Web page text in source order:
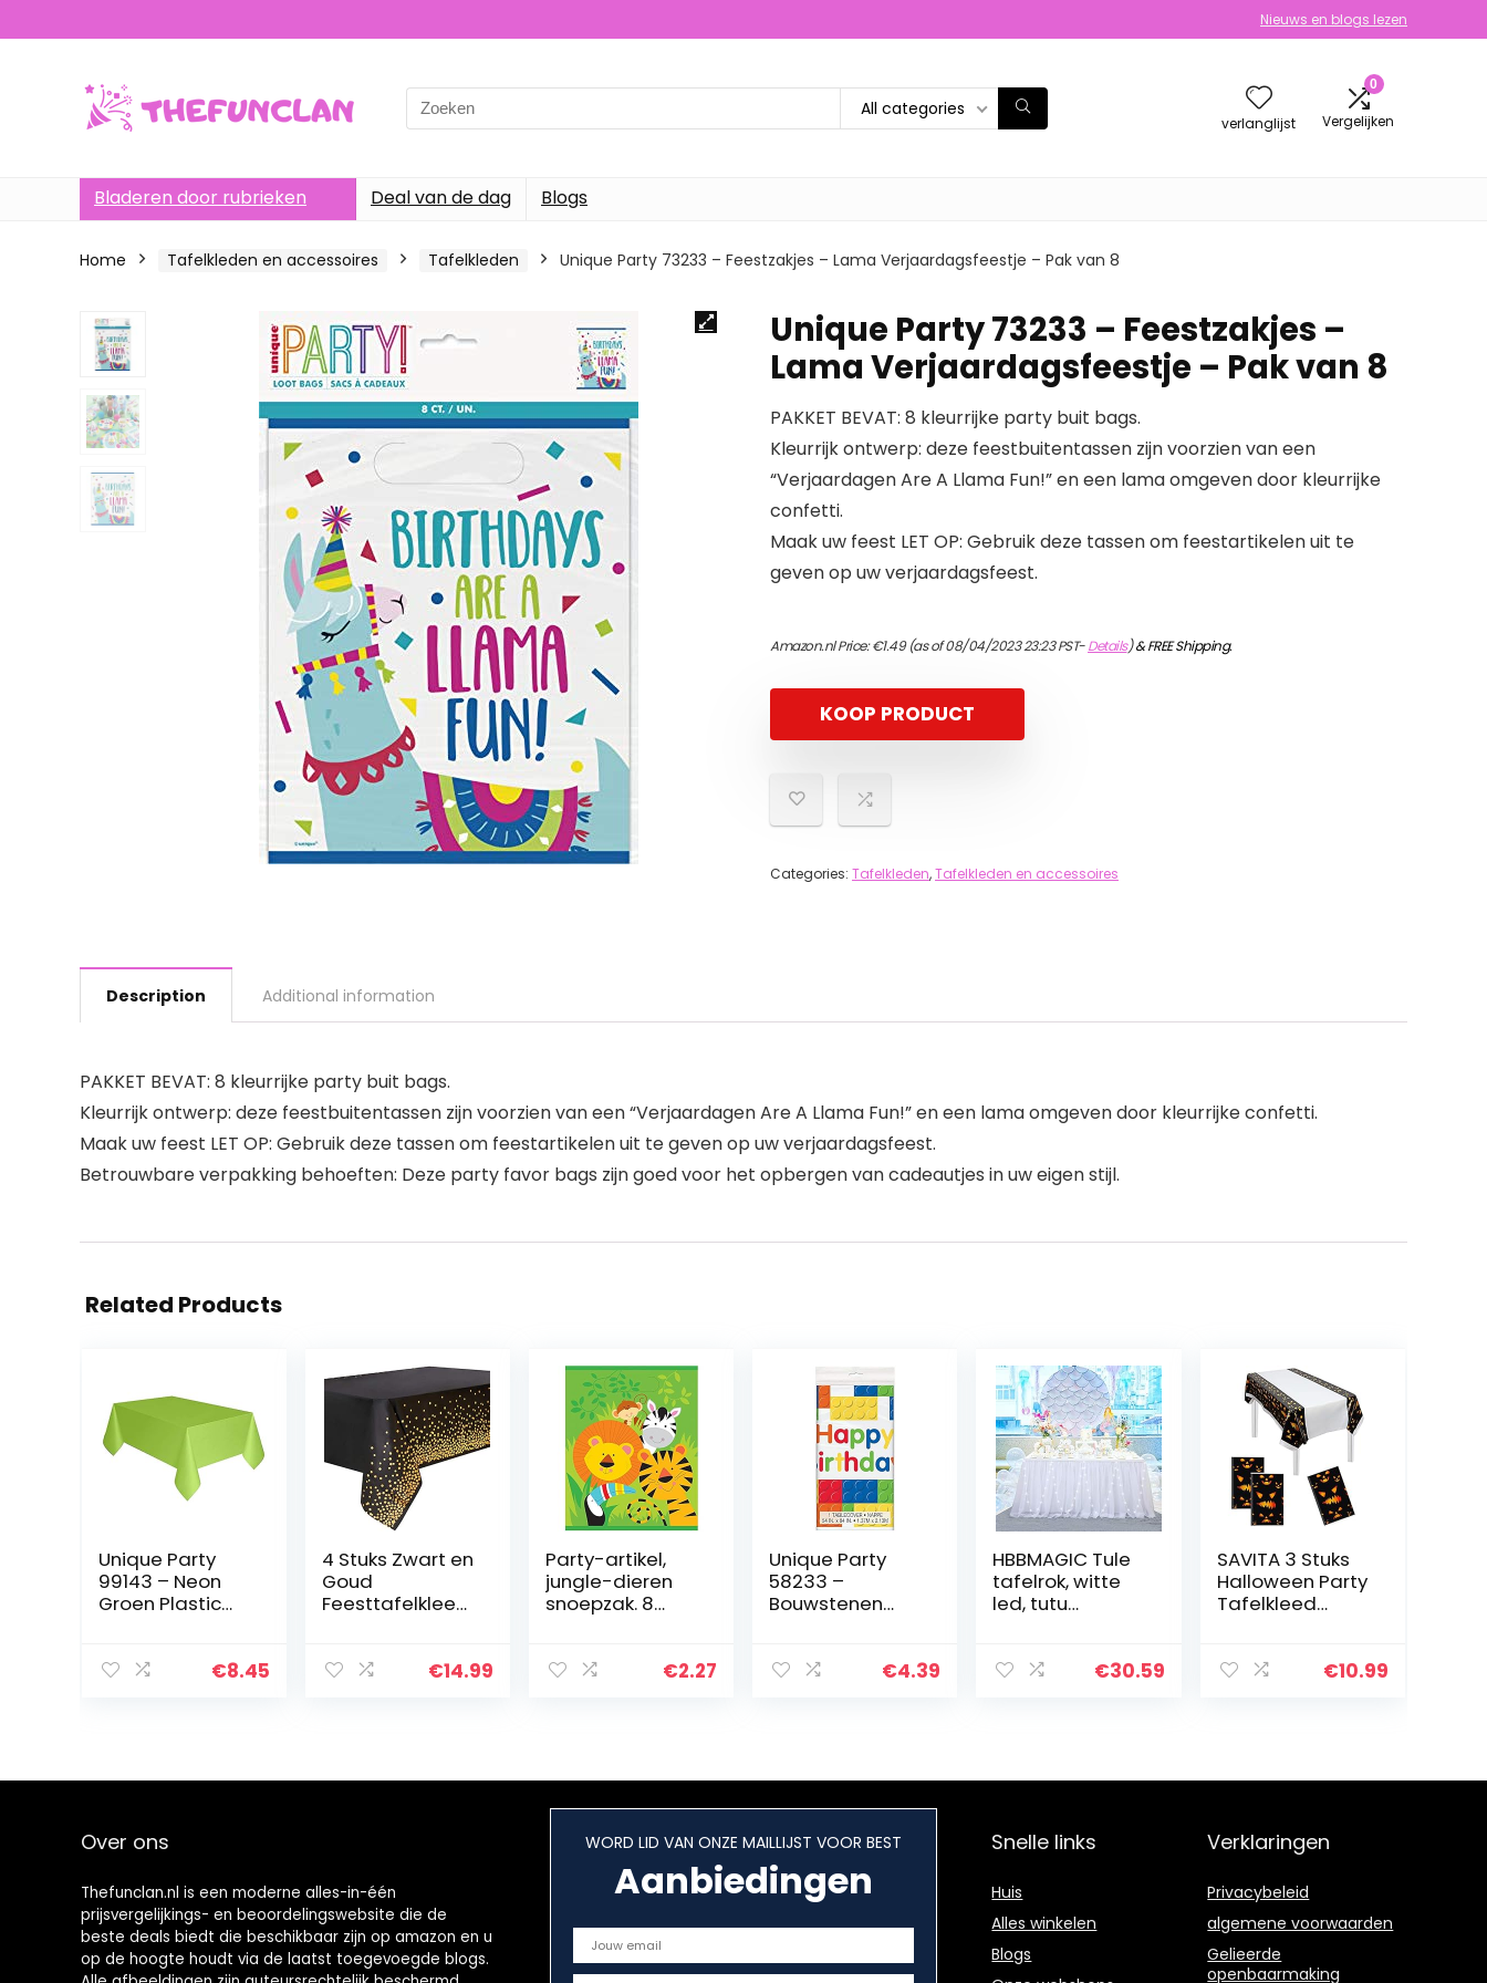
Nieuws en blogs lezen
Search
for:
All categories
verlanglijst
0
Vergelijken
Bladeren door rubrieken Deal van de dag Blogs
Home Tafelkleden en accessoires Tafelkleden Unique Party 73233 – Feestzakjes – Lama Verjaardagsfeestje – Pak van 8
Unique Party 73233 – Feestzakjes –
Lama Verjaardagsfeestje – Pak van 8
PAKKET BEVAT: 8 kleurrijke party buit bags.
Kleurrijk ontwerp: deze feestbuitentassen zijn voorzien van een
“Verjaardagen Are A Llama Fun!” en een lama omgeven door kleurrijke
confetti.
Maak uw feest LET OP: Gebruik deze tassen om feestartikelen uit te
geven op uw verjaardagsfeest.
Amazon.nl Price:€1.49(as of 08/04/2023 23:23 PST-Details)&FREE Shipping.
KOOP PRODUCT
Categories: Tafelkleden,Tafelkleden en accessoires
Description Additional information
PAKKET BEVAT: 8 kleurrijke party buit bags.
Kleurrijk ontwerp: deze feestbuitentassen zijn voorzien van een “Verjaardagen Are A Llama Fun!” en een lama omgeven door kleurrijke confetti.
Maak uw feest LET OP: Gebruik deze tassen om feestartikelen uit te geven op uw verjaardagsfeest.
Betrouwbare verpakking behoeften: Deze party favor bags zijn goed voor het opbergen van cadeautjes in uw eigen stijl.
Related Products
Unique Party
99143 – Neon
Groen Plastic
€8.45
4 Stuks Zwart en
Goud
Feesttafelkleed
eden voor
€14.99
Party-artikel,
jungle-dieren
snoepzak. 8
€2.27
Unique Party
58233 –
Bouwstenen
Tafelkleed, 7ft x
€4.39
HBBMAGIC Tule
tafelrok, witte
led, tutu
snoeptafel,€30.59
SAVITA 3 Stuks
Halloween Party
Tafelkleed
Rechthoek
€10.99
Over ons
Thefunclan.nl is een moderne alles-in-één
prijsvergelijkings- en beoordelingswebsite die de
beste deals biedt die beschikbaar zijn op amazon en u
op de hoogte houdt via de laatst toegevoegde blogs.
WORD LID VAN ONZE MAILLIJST VOOR BEST
Aanbiedingen
Snelle links
Huis
Alles winkelen
Blogs
Verklaringen
Privacybeleid
algemene voorwaarden
Gelieerde
openbaarmaking